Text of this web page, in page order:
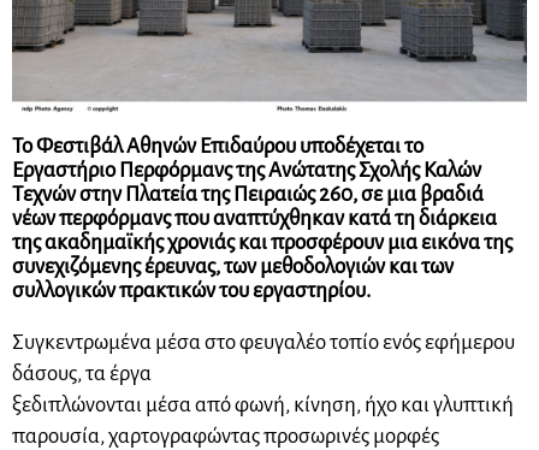
Το Φεστιβάλ Αθηνών Επιδαύρου υποδέχεται το
Εργαστήριο Περφόρμανς της Ανώτατης Σχολής Καλών
Τεχνών στην Πλατεία της Πειραιώς 260, σε μια βραδιά
νέων περφόρμανς που αναπτύχθηκαν κατά τη διάρκεια
της ακαδημαϊκής χρονιάς και προσφέρουν μια εικόνα της
συνεχιζόμενης έρευνας, των μεθοδολογιών και των
συλλογικών πρακτικών του εργαστηρίου.
Συγκεντρωμένα μέσα στο φευγαλέο τοπίο ενός εφήμερου
δάσους, τα έργα
ξεδιπλώνονται μέσα από φωνή, κίνηση, ήχο και γλυπτική
παρουσία, χαρτογραφώντας προσωρινές μορφές